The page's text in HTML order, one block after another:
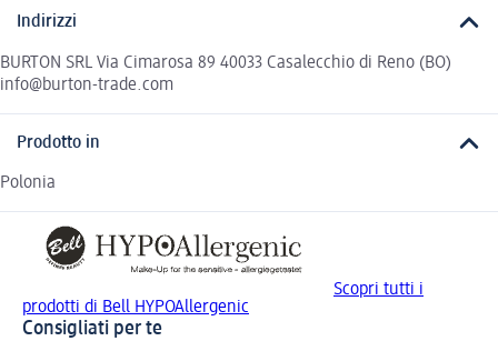
Indirizzi
BURTON SRL Via Cimarosa 89 40033 Casalecchio di Reno (BO)
info@burton-trade.com
Prodotto in
Polonia
Scopri tutti i
prodotti di Bell HYPOAllergenic
Consigliati per te